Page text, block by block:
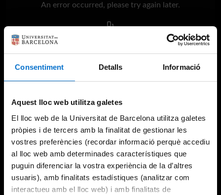
Consentiment Detalls Informació
Aquest lloc web utilitza galetes
El lloc web de la Universitat de Barcelona utilitza galetes
pròpies i de tercers amb la finalitat de gestionar les
vostres preferències (recordar informació perquè accediu
al lloc web amb determinades característiques que
puguin diferenciar la vostra experiència de la d’altres
usuaris), amb finalitats estadístiques (analitzar com
interactueu amb el lloc web) i amb finalitats de
An error occurred, please try again later.